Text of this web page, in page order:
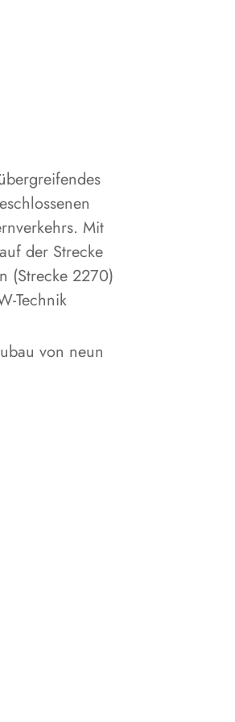
Mit
der Strecke
(Strecke 2270)
Technik
von neun